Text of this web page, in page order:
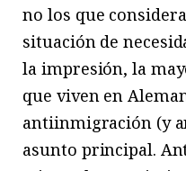
no los que
situación de
la impresión, la
que viven en
antiinmigración (y
asunto principal.